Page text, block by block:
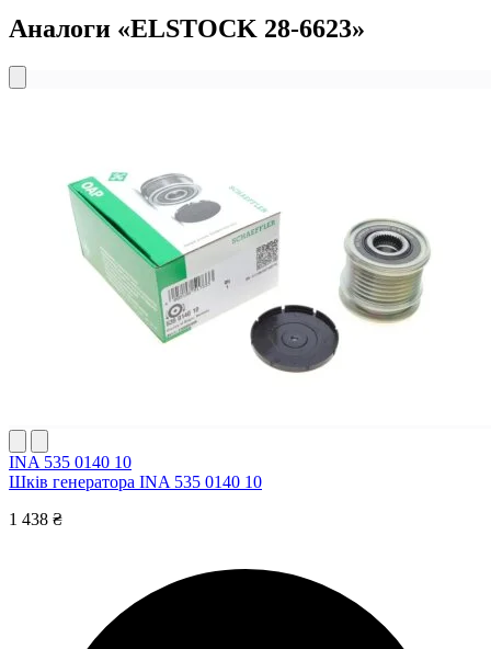
Аналоги «ELSTOCK 28-6623»
INA 535 0140 10
Шків генератора INA 535 0140 10
1 438 ₴